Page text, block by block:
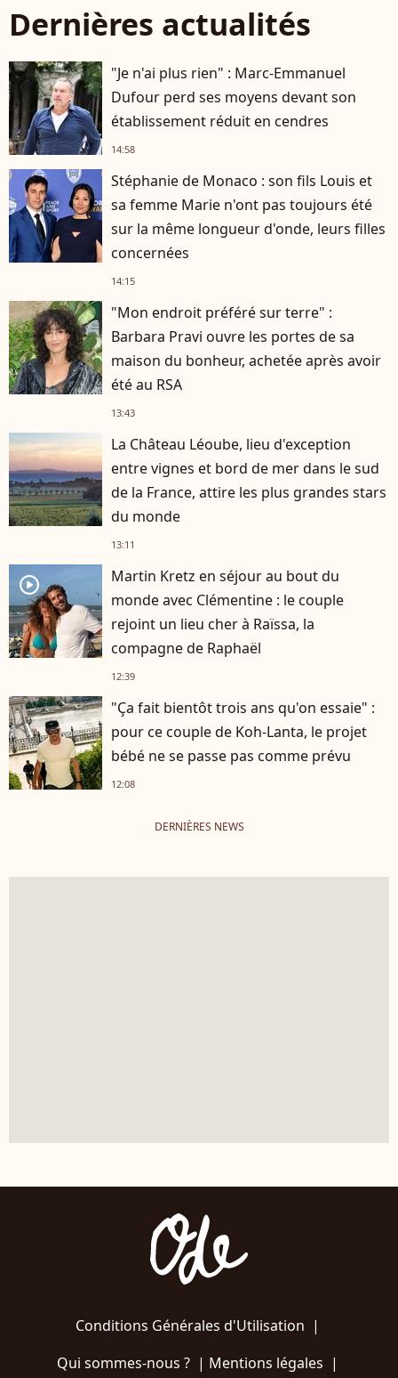
Dernières actualités
"Je n'ai plus rien" : Marc-Emmanuel
Dufour perd ses moyens devant son
établissement réduit en cendres
14:58
Stéphanie de Monaco : son fils Louis et
sa femme Marie n'ont pas toujours été
sur la même longueur d'onde, leurs filles
concernées
14:15
"Mon endroit préféré sur terre" :
Barbara Pravi ouvre les portes de sa
maison du bonheur, achetée après avoir
été au RSA
13:43
La Château Léoube, lieu d'exception
entre vignes et bord de mer dans le sud
de la France, attire les plus grandes stars
du monde
13:11
player2
Martin Kretz en séjour au bout du
monde avec Clémentine : le couple
rejoint un lieu cher à Raïssa, la
compagne de Raphaël
12:39
"Ça fait bientôt trois ans qu'on essaie" :
pour ce couple de Koh-Lanta, le projet
bébé ne se passe pas comme prévu
12:08
DERNIÈRES NEWS
Conditions Générales d'Utilisation |
Qui sommes-nous ?| Mentions légales |